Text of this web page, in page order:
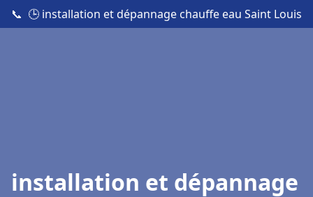
📞 🕒 installation et dépannage chauffe eau Saint Louis
installation et dépannage